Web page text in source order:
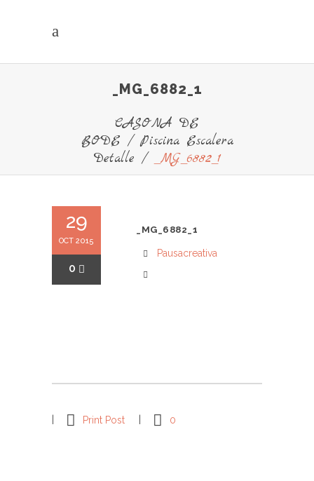
_MG_6882_1
CASONA DE
BODE /Piscina Escalera
Detalle /_MG_6882_1
29
OCT 2015
0
_MG_6882_1
Pausacreativa
Print Post 0